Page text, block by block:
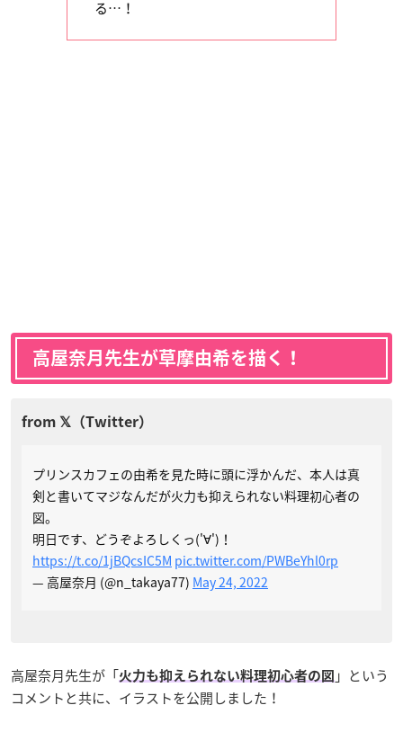
る…！
高屋奈月先生が草摩由希を描く！
プリンスカフェの由希を見た時に頭に浮かんだ、本人は真
剣と書いてマジなんだが火力も抑えられない料理初心者の
図。
明日です、どうぞよろしくっ('∀')！
https://t.co/1jBQcsIC5M pic.twitter.com/PWBeYhl0rp
— 高屋奈月 (@n_takaya77) May 24, 2022
高屋奈月先生が「火力も抑えられない料理初心者の図 」という
コメントと共に、イラストを公開しました！